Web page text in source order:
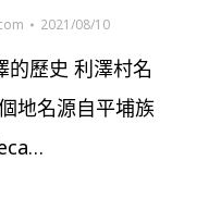
2021/08/10
的歷史 利澤村名
地名源自平埔族